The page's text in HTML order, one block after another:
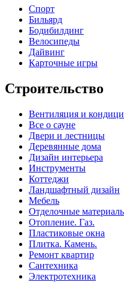
Спорт
Бильярд
Бодибилдинг
Велосипеды
Дайвинг
Карточные игры
Строительство
Вентиляция и
Все о сауне
Двери и лестницы
Деревянные дома
Дизайн интерьера
Инструменты
Коттеджи
Ландшафтный дизайн
Мебель
Отделочные
Отопление. Газ.
Пластиковые окна
Плитка. Камень.
Ремонт квартир
Сантехника
Электротехника